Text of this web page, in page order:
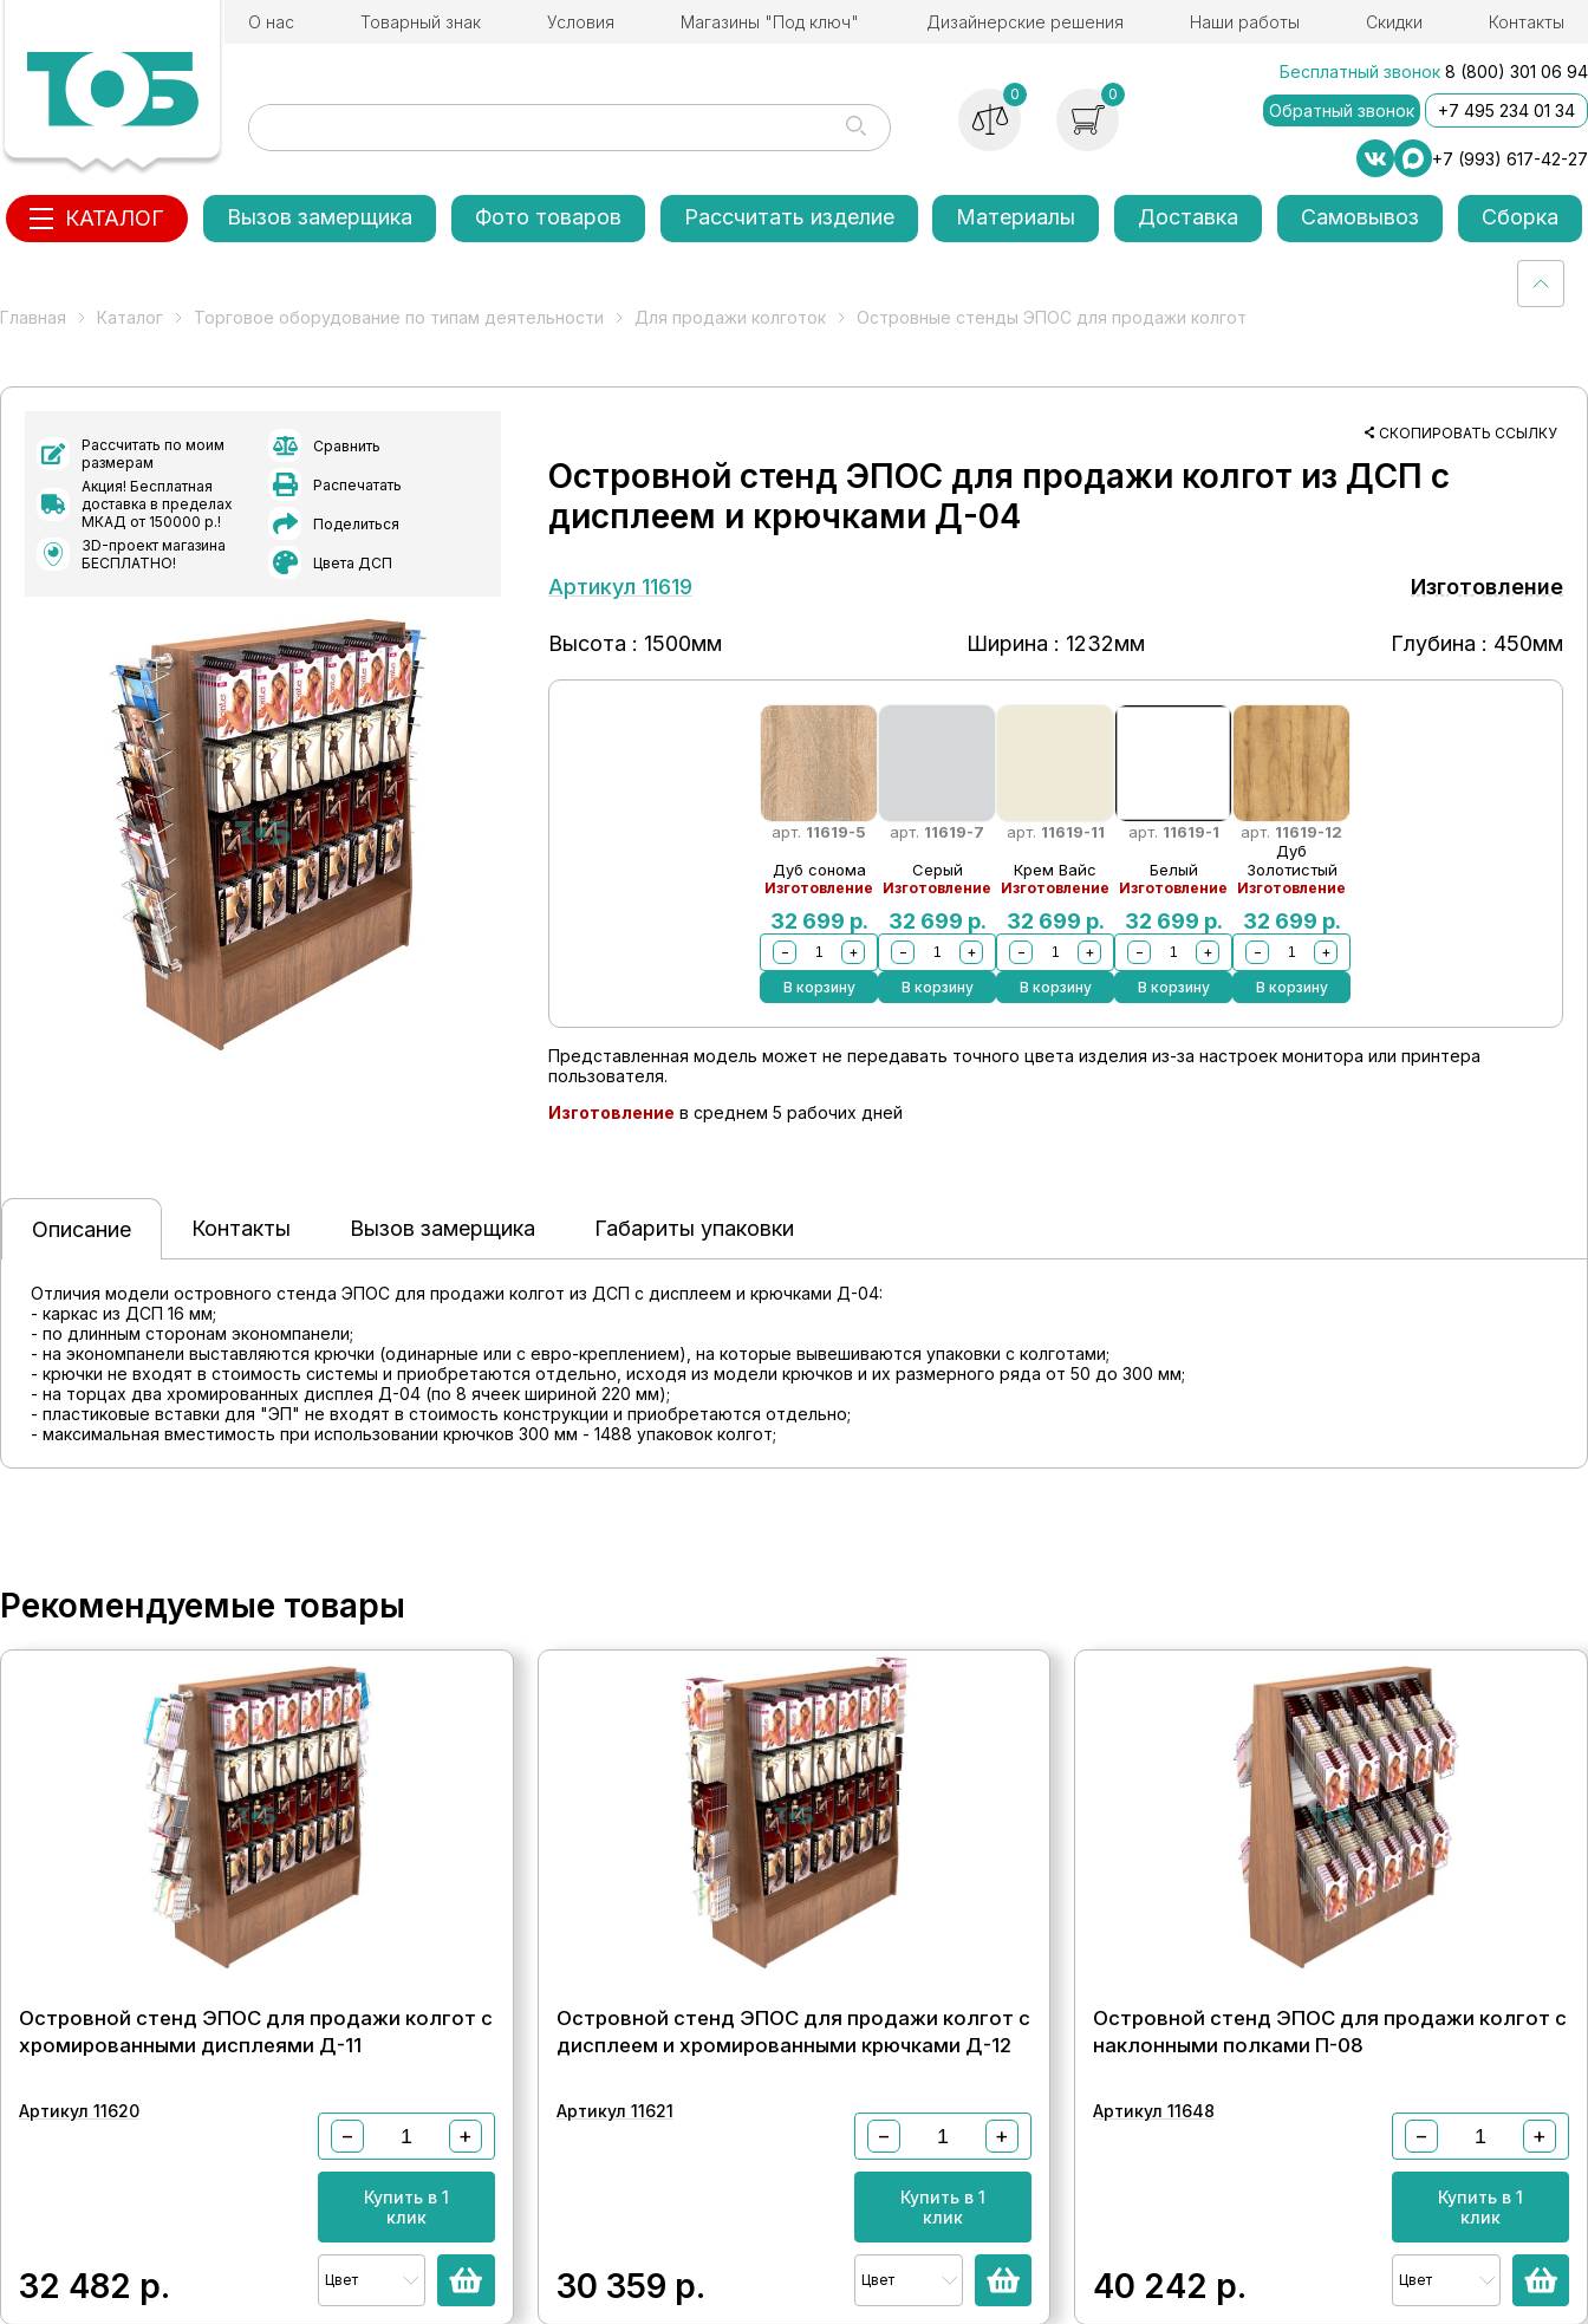
О нас Товарный знак Условия Магазины "Под ключ" Дизайнерские решения Наши работы Скидки Контакты
0 0
Бесплатный звонок 8 (800) 301 06 94
Обратный звонок
+7 495 234 01 34
+7 (993) 617-42-27
КАТАЛОГ Вызов замерщика Фото товаров Рассчитать изделие Материалы Доставка Самовывоз Сборка
Главная Каталог Торговое оборудование по типам деятельности Для продажи колготок Островные стенды ЭПОС для продажи колгот
Рассчитать по моим
размерам
Акция! Бесплатная
доставка в пределах
МКАД от 150000 р.!
3D-проект магазина
БЕСПЛАТНО!
Сравнить
Распечатать
Поделиться
Цвета ДСП
СКОПИРОВАТЬ ССЫЛКУ
Островной стенд ЭПОС для продажи колгот из ДСП с
дисплеем и крючками Д-04
Артикул 11619 Изготовление
Высота : 1500мм Ширина : 1232мм Глубина : 450мм
арт. 11619-5
Дуб сонома
Изготовление
32 699 р.
−
+
В корзину
арт. 11619-7
Серый
Изготовление
32 699 р.
−
+
В корзину
арт. 11619-11
Крем Вайс
Изготовление
32 699 р.
−
+
В корзину
арт. 11619-1
Белый
Изготовление
32 699 р.
−
+
В корзину
арт. 11619-12
Дуб
Золотистый
Изготовление
32 699 р.
−
+
В корзину
Представленная модель может не передавать точного цвета изделия из-за настроек монитора или принтера
пользователя.
Изготовление в среднем 5 рабочих дней
Описание Контакты Вызов замерщика Габариты упаковки
Отличия модели островного стенда ЭПОС для продажи колгот из ДСП с дисплеем и крючками Д-04:
- каркас из ДСП 16 мм;
- по длинным сторонам экономпанели;
- на экономпанели выставляются крючки (одинарные или с евро-креплением), на которые вывешиваются упаковки с колготами;
- крючки не входят в стоимость системы и приобретаются отдельно, исходя из модели крючков и их размерного ряда от 50 до 300 мм;
- на торцах два хромированных дисплея Д-04 (по 8 ячеек шириной 220 мм);
- пластиковые вставки для "ЭП" не входят в стоимость конструкции и приобретаются отдельно;
- максимальная вместимость при использовании крючков 300 мм - 1488 упаковок колгот;
Рекомендуемые товары
Островной стенд ЭПОС для продажи колгот с
хромированными дисплеями Д-11
Артикул 11620
32 482 р.
− +
Купить в 1
клик
Цвет
Островной стенд ЭПОС для продажи колгот с
дисплеем и хромированными крючками Д-12
Артикул 11621
30 359 р.
− +
Купить в 1
клик
Цвет
Островной стенд ЭПОС для продажи колгот с
наклонными полками П-08
Артикул 11648
40 242 р.
− +
Купить в 1
клик
Цвет